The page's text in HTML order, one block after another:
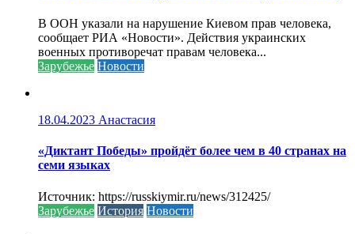
В ООН указали на нарушение Киевом прав человека,
сообщает РИА «Новости». Действия украинских
военных противоречат правам человека...
Зарубежье Новости
18.04.2023 Анастасия
«Диктант Победы» пройдёт более чем в 40 странах на
семи языках
Источник: https://russkiymir.ru/news/312425/
Зарубежье История Новости